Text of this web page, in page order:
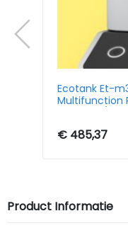
Ecotank Et-m3180b - Mono
Multifunction
€ 485,37
Product Informatie